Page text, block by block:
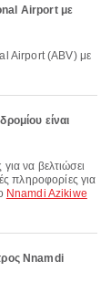
Airport με
είναι
πληροφορίες για
Nnamdi Azikiwe
Nnamdi